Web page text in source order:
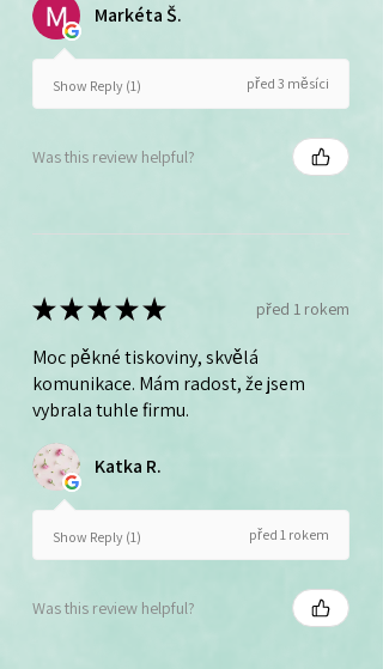
Markéta Š.
Show Reply (1) před 3 měsíci
Was this review helpful?
★★★★★ před 1 rokem
Moc pěkné tiskoviny, skvělá
komunikace. Mám radost, že jsem
vybrala tuhle firmu.
Katka R.
Show Reply (1) před 1 rokem
Was this review helpful?